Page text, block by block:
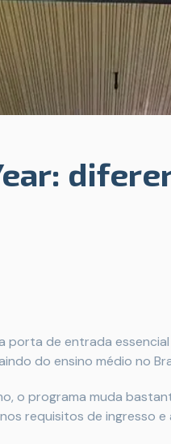
porta de entrada
do ensino médio no
o programa muda
requisitos de ingresso